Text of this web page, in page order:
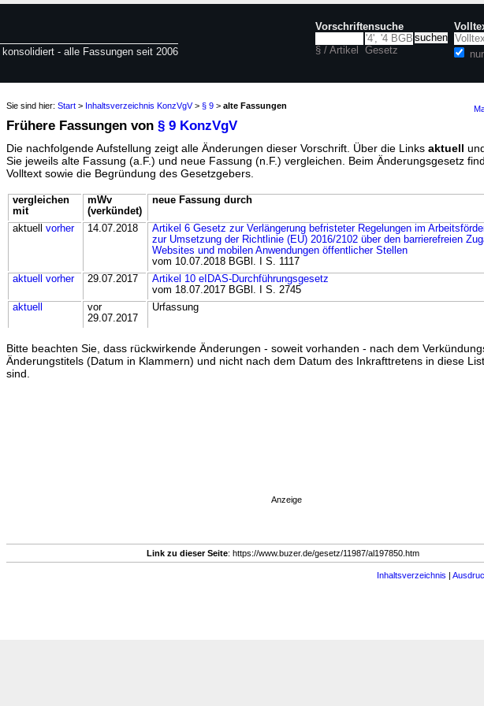
- alle Fassungen seit 2006
Vorschriftensuche
§ / Artikel Gesetz
Sie sind hier: Start > Inhaltsverzeichnis KonzVgV> § 9 > alte Fassungen
Frühere Fassungen von § 9 KonzVgV
Die nachfolgende Aufstellung zeigt alle Änderungen dieser Vorschrift. Über die Links aktuell
Sie jeweils alte Fassung (a.F.) und neue Fassung (n.F.) vergleichen. Beim Änderungsgesetz
Volltext sowie die Begründung des Gesetzgebers.
vergleichen
mit
mWv
(verkündet)
neue Fassung durch
aktuell vorher 14.07.2018
Artikel 6 Gesetz zur Verlängerung befristeter Regelungen im
zur Umsetzung der Richtlinie (EU) 2016/2102 über den barrierefreien
Websites und mobilen Anwendungen öffentlicher Stellen
vom 10.07.2018 BGBl. I S. 1117
aktuell
vorher 29.07.2017
Artikel 10 eIDAS-Durchführungsgesetz
vom 18.07.2017 BGBl. I S. 2745
aktuell
vor
29.07.2017
Urfassung
Bitte beachten Sie, dass rückwirkende Änderungen - soweit vorhanden - nach dem
Änderungstitels (Datum in Klammern) und nicht nach dem Datum des Inkrafttretens in diese
sind.
Anzeige
Link zu dieser Seite: https://www.buzer.de/gesetz/11987/al197850.htm
Inhaltsverzeichnis |